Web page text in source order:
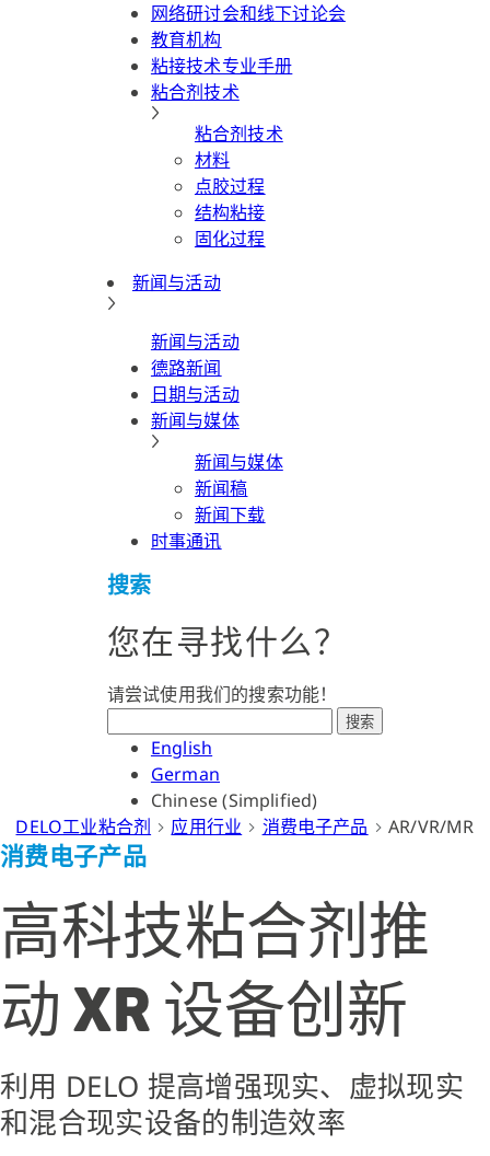
网络研讨会和线下讨论会
教育机构
粘接技术专业手册
粘合剂技术
粘合剂技术
材料
点胶过程
结构粘接
固化过程
新闻与活动
新闻与活动
德路新闻
日期与活动
新闻与媒体
新闻与媒体
新闻稿
新闻下载
时事通讯
搜索
您在寻找什么？
请尝试使用我们的搜索功能！
搜索
English
German
Chinese (Simplified)
DELO工业粘合剂
应用行业 消费电子产品 AR/VR/MR
消费电子产品
高科技粘合剂推
动 XR 设备创新
利用 DELO 提高增强现实、虚拟现实
和混合现实设备的制造效率